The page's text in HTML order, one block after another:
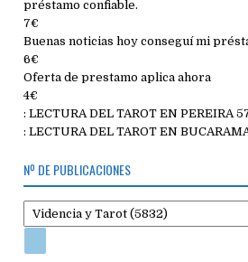
préstamo confiable.
7€
Buenas noticias hoy conseguí mi
6€
Oferta de prestamo aplica ahora
4€
: LECTURA DEL TAROT EN PEREIRA
: LECTURA DEL TAROT EN
Nº DE PUBLICACIONES